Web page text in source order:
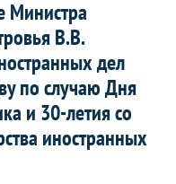
Министра
В.В.
дел
по случаю Дня
и 30-летия со
иностранных